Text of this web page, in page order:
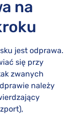
na
jest odprawa.
się przy
zwanych
należy